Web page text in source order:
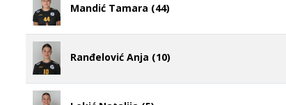
Mandić Tamara (44)
Ranđelović Anja (10)